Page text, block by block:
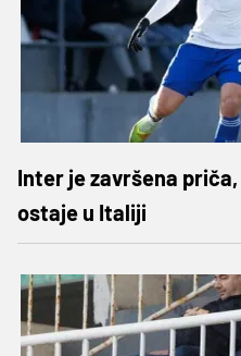
Inter je završena
ostaje u Italiji